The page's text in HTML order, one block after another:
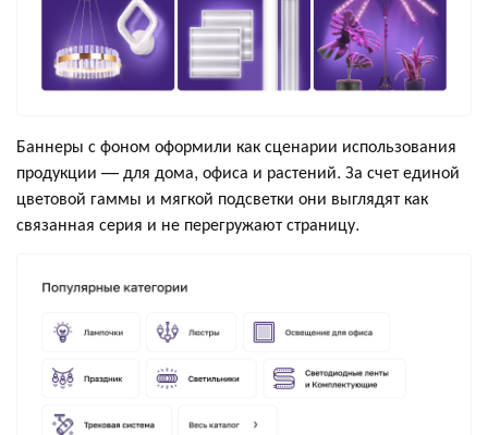
Баннеры с фоном оформили как сценарии использования
продукции — для дома, офиса и растений. За счет единой
цветовой гаммы и мягкой подсветки они выглядят как
связанная серия и не перегружают страницу.